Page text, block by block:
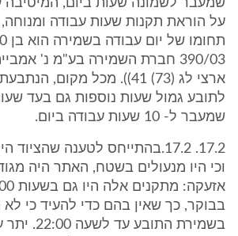
שמעבר לשמונה שעות ביום, המיטיבה
על הוראת תקנות שעות עבודה
390/03 חברת השמירה בע"מ נ'
ארצי לג (73) 41)). מכל מקום,
לתובע גמול שעות נוספות גם בעד
שמעבר ל- 10 שעות עבודה ביום.
17.2. 17.2.בהתייחס לטענה
וכי היו מנעולים בשטח, האתר היה
בבוקר, כך שאין בהם כדי להעיד כי לא
בשמירת התובע